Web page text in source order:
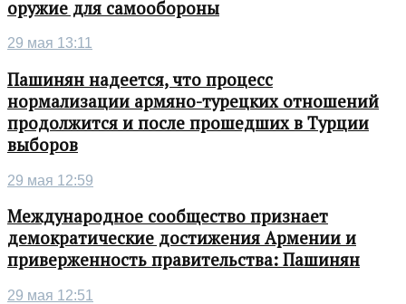
оружие для самообороны
29 мая 13:11
Пашинян надеется, что процесс
нормализации армяно-турецких отношений
продолжится и после прошедших в Турции
выборов
29 мая 12:59
Международное сообщество признает
демократические достижения Армении и
приверженность правительства: Пашинян
29 мая 12:51